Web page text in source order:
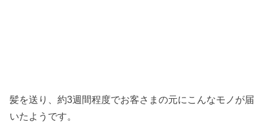
髪を送り、約3週間程度でお客さまの元にこんなモノが届
いたようです。